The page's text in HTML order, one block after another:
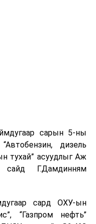
сарын 5-ны
дизель
тухай” асуудлыг Аж
Г.Дамдинням
сард ОХУ-ын
“Газпром нефть”